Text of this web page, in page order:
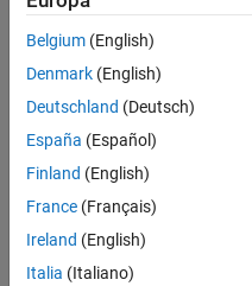
Version History
See Also
even if the custom attribute
deleteAttribute(
if the custom attribute is
Input Arguments
expand all
myLinkSet
Belgium (English)
Denmark (English)
Deutschland (Deutsch)
España (Español)
Finland (English)
France (Français)
Ireland (English)
Italia (Italiano)